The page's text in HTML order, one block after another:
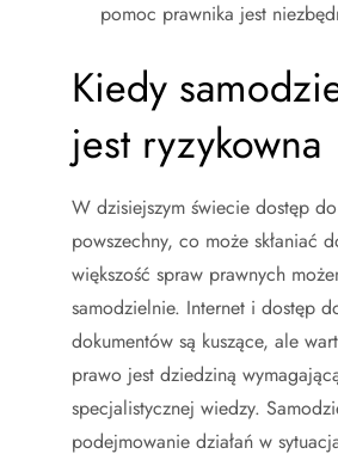
pomoc prawnika jest
Kiedy
jest ryzykowna
W dzisiejszym świecie dostęp
powszechny, co może skłaniać
większość spraw prawnych
samodzielnie. Internet i dostęp
dokumentów są kuszące, ale
prawo jest dziedziną
specjalistycznej wiedzy.
podejmowanie działań w